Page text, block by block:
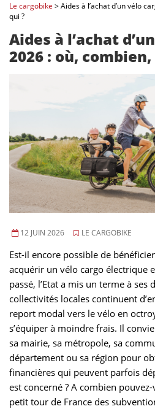
Le cargobike >Aides à l’achat d’un vélo
qui ?
Aides à l’achat
2026 : où,
12 JUIN 2026 LE CARGOBIKE
Est-il encore possible de
acquérir un vélo cargo électrique
passé, l’Etat a mis un terme à
collectivités locales continuent
report modal vers le vélo en
s’équiper à moindre frais. Il
sa mairie, sa métropole, sa
département ou sa région pour
financières qui peuvent parfois
est concerné ? A combien
petit tour de France des